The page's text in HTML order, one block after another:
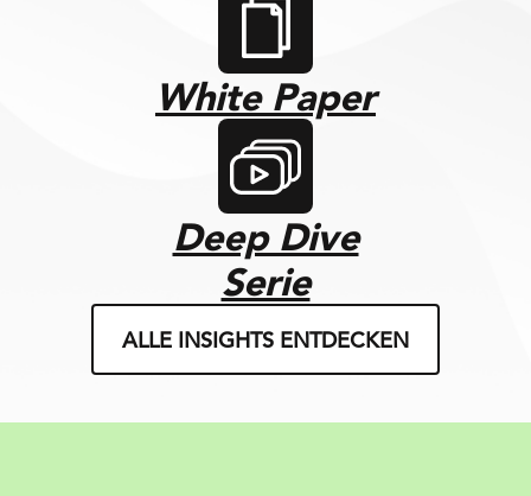
White Paper
Deep Dive
Serie
ALLE INSIGHTS ENTDECKEN